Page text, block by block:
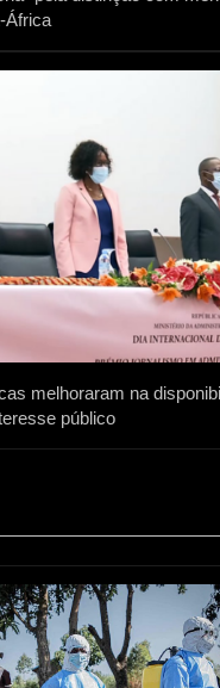
África
melhoraram na
público